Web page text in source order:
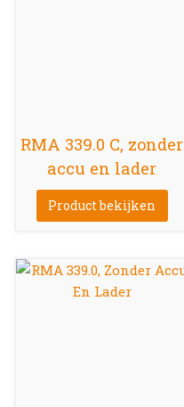
RMA 339.0 C, zonder
accu en lader
Product bekijken